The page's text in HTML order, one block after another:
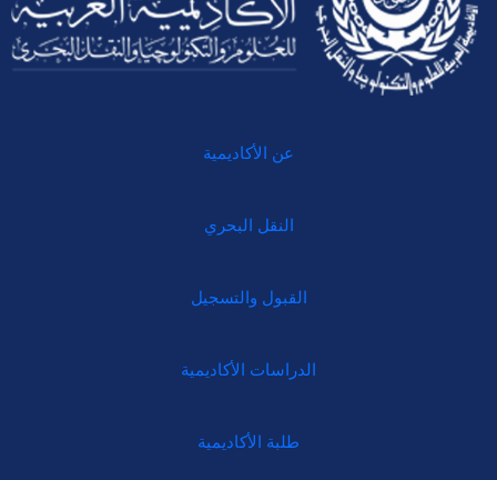
عن الأكاديمية
النقل البحري
القبول والتسجيل
الدراسات الأكاديمية
طلبة الأكاديمية